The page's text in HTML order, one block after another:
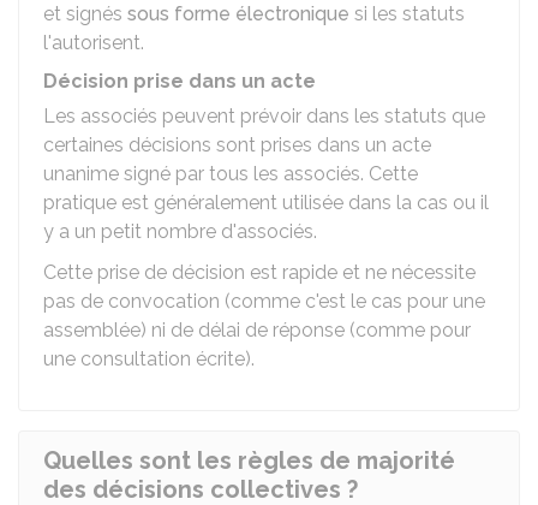
et signés sous forme électronique si les statuts
l'autorisent.
Décision prise dans un acte
Les associés peuvent prévoir dans les statuts que
certaines décisions sont prises dans un acte
unanime signé par tous les associés. Cette
pratique est généralement utilisée dans la cas ou il
y a un petit nombre d'associés.
Cette prise de décision est rapide et ne nécessite
pas de convocation (comme c'est le cas pour une
assemblée) ni de délai de réponse (comme pour
une consultation écrite).
Quelles sont les règles de majorité
des décisions collectives ?